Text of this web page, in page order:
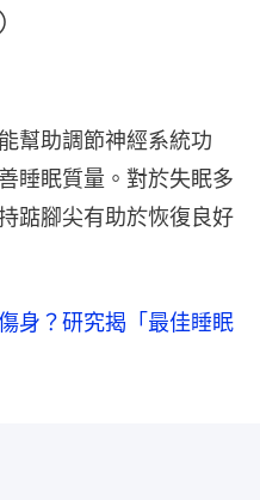
‌⑥
身？研究揭「最佳睡眠